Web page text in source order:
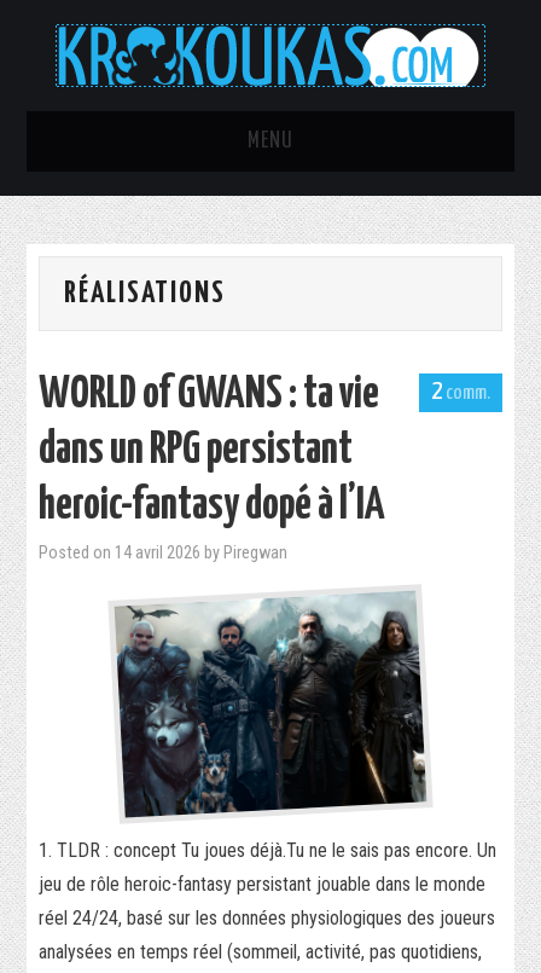
MENU
TOUS LES ARTICLES
C’ÉTAIT MIEUX AVANT !
PROJET RAINMETER ULTRA
SEXY
IT-PORN
PHP
RÉALISATIONS
PIXEL-ART
TORRENT
JEUX VIDÉO
WORDPRESS
RÉALISATIONS
2
WORLD of GWANS : ta vie
dans un RPG persistant
heroic-fantasy dopé à l’IA
Posted on 14 avril 2026 by Piregwan
1. TLDR : concept Tu joues déjà.Tu ne le sais pas encore. Un
jeu de rôle heroic-fantasy persistant jouable dans le monde
réel 24/24, basé sur les données physiologiques des joueurs
analysées en temps réel (sommeil, activité, pas quotidiens,